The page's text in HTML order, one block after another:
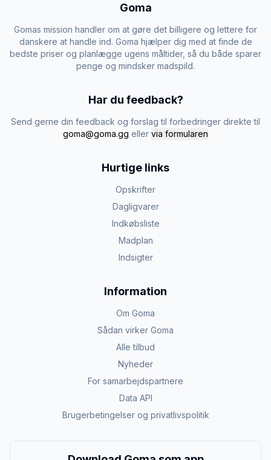
Goma
Gomas mission handler om at gøre det billigere og lettere for
danskere at handle ind. Goma hjælper dig med at finde de
bedste priser og planlægge ugens måltider, så du både sparer
penge og mindsker madspild.
Har du feedback?
Send gerne din feedback og forslag til forbedringer direkte til
goma@goma.gg eller via formularen
Hurtige links
Opskrifter
Dagligvarer
Indkøbsliste
Madplan
Indsigter
Information
Om Goma
Sådan virker Goma
Alle tilbud
Nyheder
For samarbejdspartnere
Data API
Brugerbetingelser og privatlivspolitik